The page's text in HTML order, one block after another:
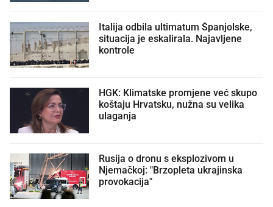
Italija odbila ultimatum Španjolske,
situacija je eskalirala. Najavljene
kontrole
HGK: Klimatske promjene već skupo
koštaju Hrvatsku, nužna su velika
ulaganja
Rusija o dronu s eksplozivom u
Njemačkoj: "Brzopleta ukrajinska
provokacija"